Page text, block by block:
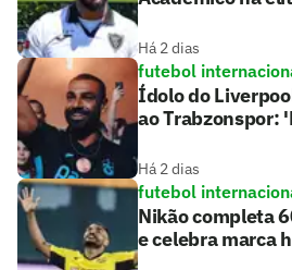
Há 2 dias
futebol
Ídolo do
ao Trabzonspor:
Há 2 dias
futebol
Nikão completa
e celebra marca